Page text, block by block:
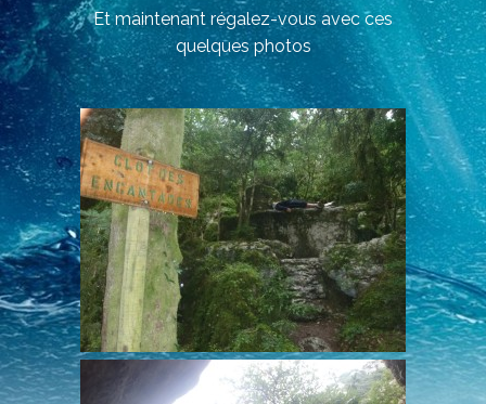
Et maintenant régalez-vous avec ces
quelques photos